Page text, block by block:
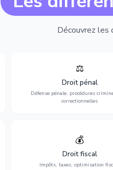
Découvrez les
⚖️
Droit pénal
Défense pénale, procédures
correctionnelles
Expertise en matière pénale,
l'assistance en garde à vue
procès, pour toute affaire
ou criminelle.
💰
Droit fiscal
Impôts, taxes, optimisation
Optimisation de votre situation
déclarations, contentieux,
fiscaux et planification.